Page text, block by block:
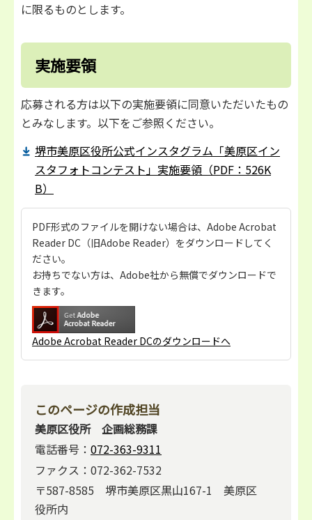
に限るものとします。
実施要領
応募される方は以下の実施要領に同意いただいたもの
とみなします。以下をご参照ください。
堺市美原区役所公式インスタグラム「美原区イン
スタフォトコンテスト」実施要領（PDF：526K
B）
PDF形式のファイルを開けない場合は、Adobe Acrobat
Reader DC（旧Adobe Reader）をダウンロードしてく
ださい。
お持ちでない方は、Adobe社から無償でダウンロードで
きます。
Adobe Acrobat Reader DCのダウンロードへ
このページの作成担当
美原区役所 企画総務課
電話番号： 072-363-9311
ファクス：072-362-7532
〒587-8585 堺市美原区黒山167-1 美原区
役所内